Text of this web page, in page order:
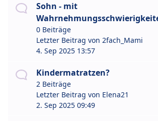
Sohn - mit
0 Beiträge
Letzter Beitrag von 2fach_Mami
4. Sep 2025 13:57
Kindermatratzen?
2 Beiträge
Letzter Beitrag von Elena21
2. Sep 2025 09:49